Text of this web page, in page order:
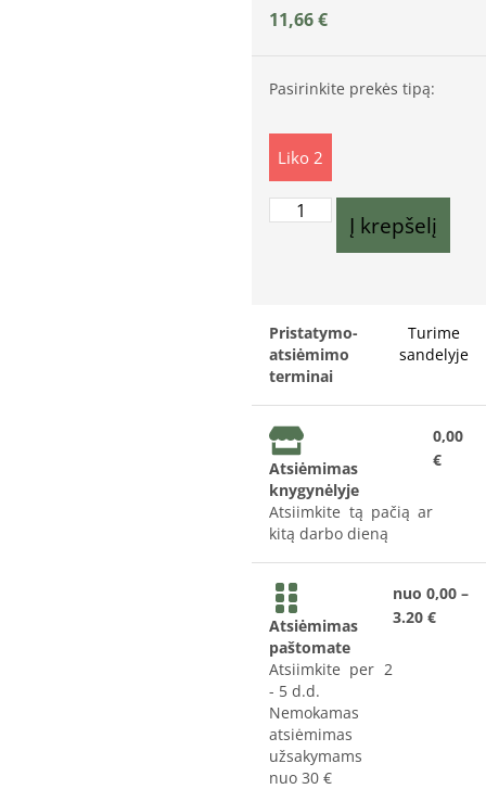
11,66€
Pasirinkite prekės tipą:
Liko 2
Į krepšelį
Pristatymo-
atsiėmimo
terminai
Turime
sandelyje
Atsiėmimas
knygynėlyje
Atsiimkite tą pačią ar
kitą darbo dieną
0,00
€
Atsiėmimas
paštomate
Atsiimkite per 2
- 5 d.d.
Nemokamas
atsiėmimas
užsakymams
nuo 30 €
nuo 0,00 –
3.20 €